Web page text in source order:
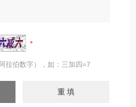
拉伯数字），如：三加四=7